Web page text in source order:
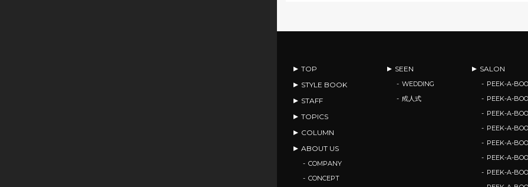
TOP
STYLE BOOK
STAFF
TOPICS
COLUMN
ABOUT US
COMPANY
CONCEPT
SEEN
WEDDING
成人式
SALON
PEEK-A-
PEEK-A-
PEEK-A-
PEEK-A-
PEEK-A-
PEEK-A-
PEEK-A-